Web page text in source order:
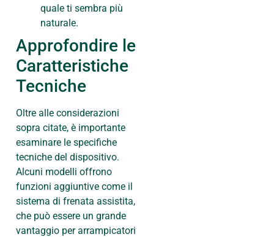
quale ti sembra più
naturale.
Approfondire le
Caratteristiche
Tecniche
Oltre alle considerazioni
sopra citate, è importante
esaminare le specifiche
tecniche del dispositivo.
Alcuni modelli offrono
funzioni aggiuntive come il
sistema di frenata assistita,
che può essere un grande
vantaggio per arrampicatori